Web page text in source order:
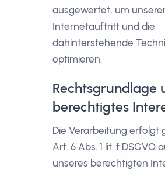
ausgewertet, um
Internetauftritt und die
dahinterstehende
optimieren.
Rechtsgrundlage
berechtigtes
Die Verarbeitung erfolgt
Art. 6 Abs. 1 lit. f DSGVO
unseres berechtigten